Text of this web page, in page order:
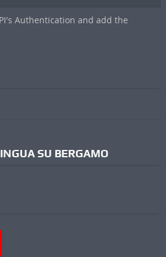
Authentication and add the
SU BERGAMO